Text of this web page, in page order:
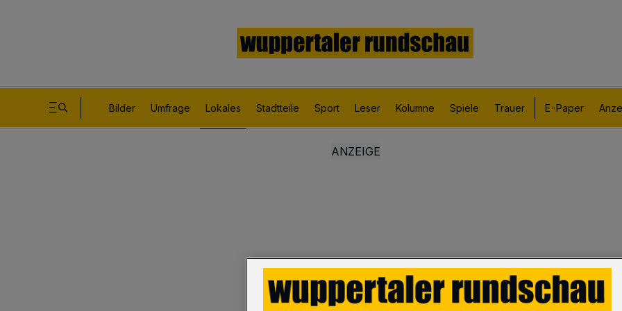
Bilder Umfrage Lokales Stadtteile Sport Leser Kolumne Spiele Trauer E-Paper